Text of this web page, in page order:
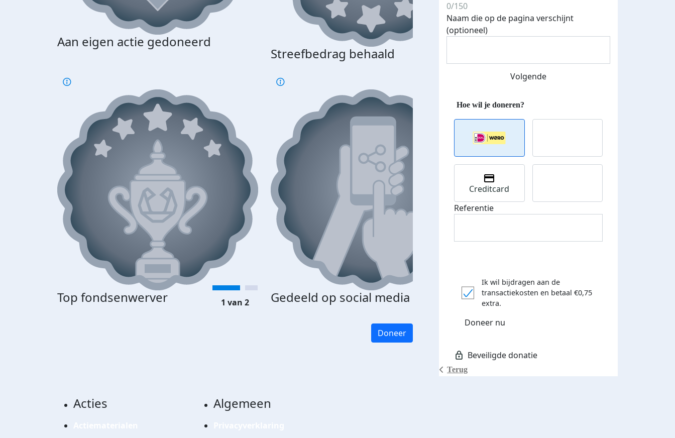
Aan eigen actie gedoneerd
Streefbedrag behaald
Top fondsenwerver Gedeeld op social media Donateurs bedankt
1 van 2
Doneer
0/150
Naam die op de pagina verschijnt
(optioneel)
Volgende
Terug
Creditcard
Referentie
Ik wil bijdragen aan de
transactiekosten en betaal €0,75
extra.
Doneer nu
Acties Algemeen